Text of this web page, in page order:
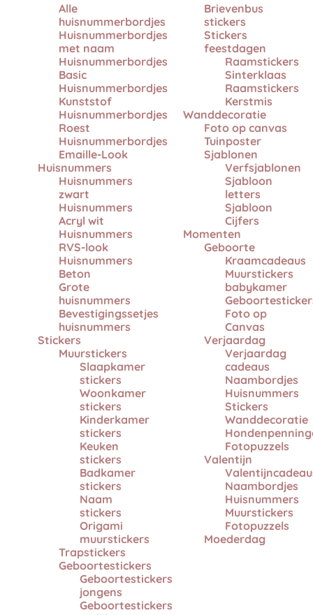
Alle
huisnummerbordjes
Huisnummerbordjes
met naam
Huisnummerbordjes
Basic
Huisnummerbordjes
Kunststof
Huisnummerbordjes
Roest
Huisnummerbordjes
Emaille-Look
Huisnummers
Huisnummers
zwart
Huisnummers
Acryl wit
Huisnummers
RVS-look
Huisnummers
Beton
Grote
huisnummers
Bevestigingssetjes
huisnummers
Stickers
Muurstickers
Slaapkamer
stickers
Woonkamer
stickers
Kinderkamer
stickers
Keuken
stickers
Badkamer
stickers
Naam
stickers
Origami
muurstickers
Trapstickers
Geboortestickers
Geboortestickers
jongens
Geboortestickers
Brievenbus
stickers
Stickers
feestdagen
Raamstickers
Sinterklaas
Raamstickers
Kerstmis
Wanddecoratie
Foto op canvas
Tuinposter
Sjablonen
Verfsjablonen
Sjabloon
letters
Sjabloon
Cijfers
Momenten
Geboorte
Kraamcadeaus
Muurstickers
babykamer
Foto op
Canvas
Verjaardag
Verjaardag
cadeaus
Naambordjes
Huisnummers
Stickers
Wanddecoratie
Fotopuzzels
Valentijn
Naambordjes
Huisnummers
Muurstickers
Fotopuzzels
Moederdag